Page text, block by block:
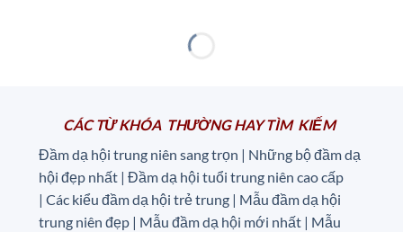
CÁC TỪ KHÓA THƯỜNG HAY TÌM KIẾM
Đầm dạ hội trung niên sang trọn | Những bộ đầm dạ
hội đẹp nhất | Đầm dạ hội tuổi trung niên cao cấp
| Các kiểu đầm dạ hội trẻ trung | Mẫu đầm dạ hội
trung niên đẹp | Mẫu đầm dạ hội mới nhất | Mẫu